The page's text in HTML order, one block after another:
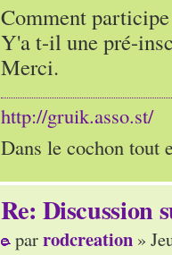
Comment
Y'a t-il une pré-
Merci.
http://gruik.asso.st/
Dans le cochon tout
Re: Discussion
parrodcreation »